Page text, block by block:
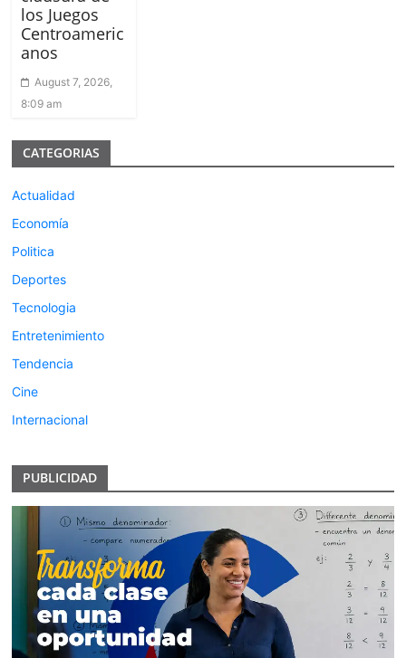
los Juegos
Centroameric
anos
August 7, 2026,
8:09 am
CATEGORIAS
Actualidad
Economía
Politica
Deportes
Tecnologia
Entretenimiento
Tendencia
Cine
Internacional
PUBLICIDAD